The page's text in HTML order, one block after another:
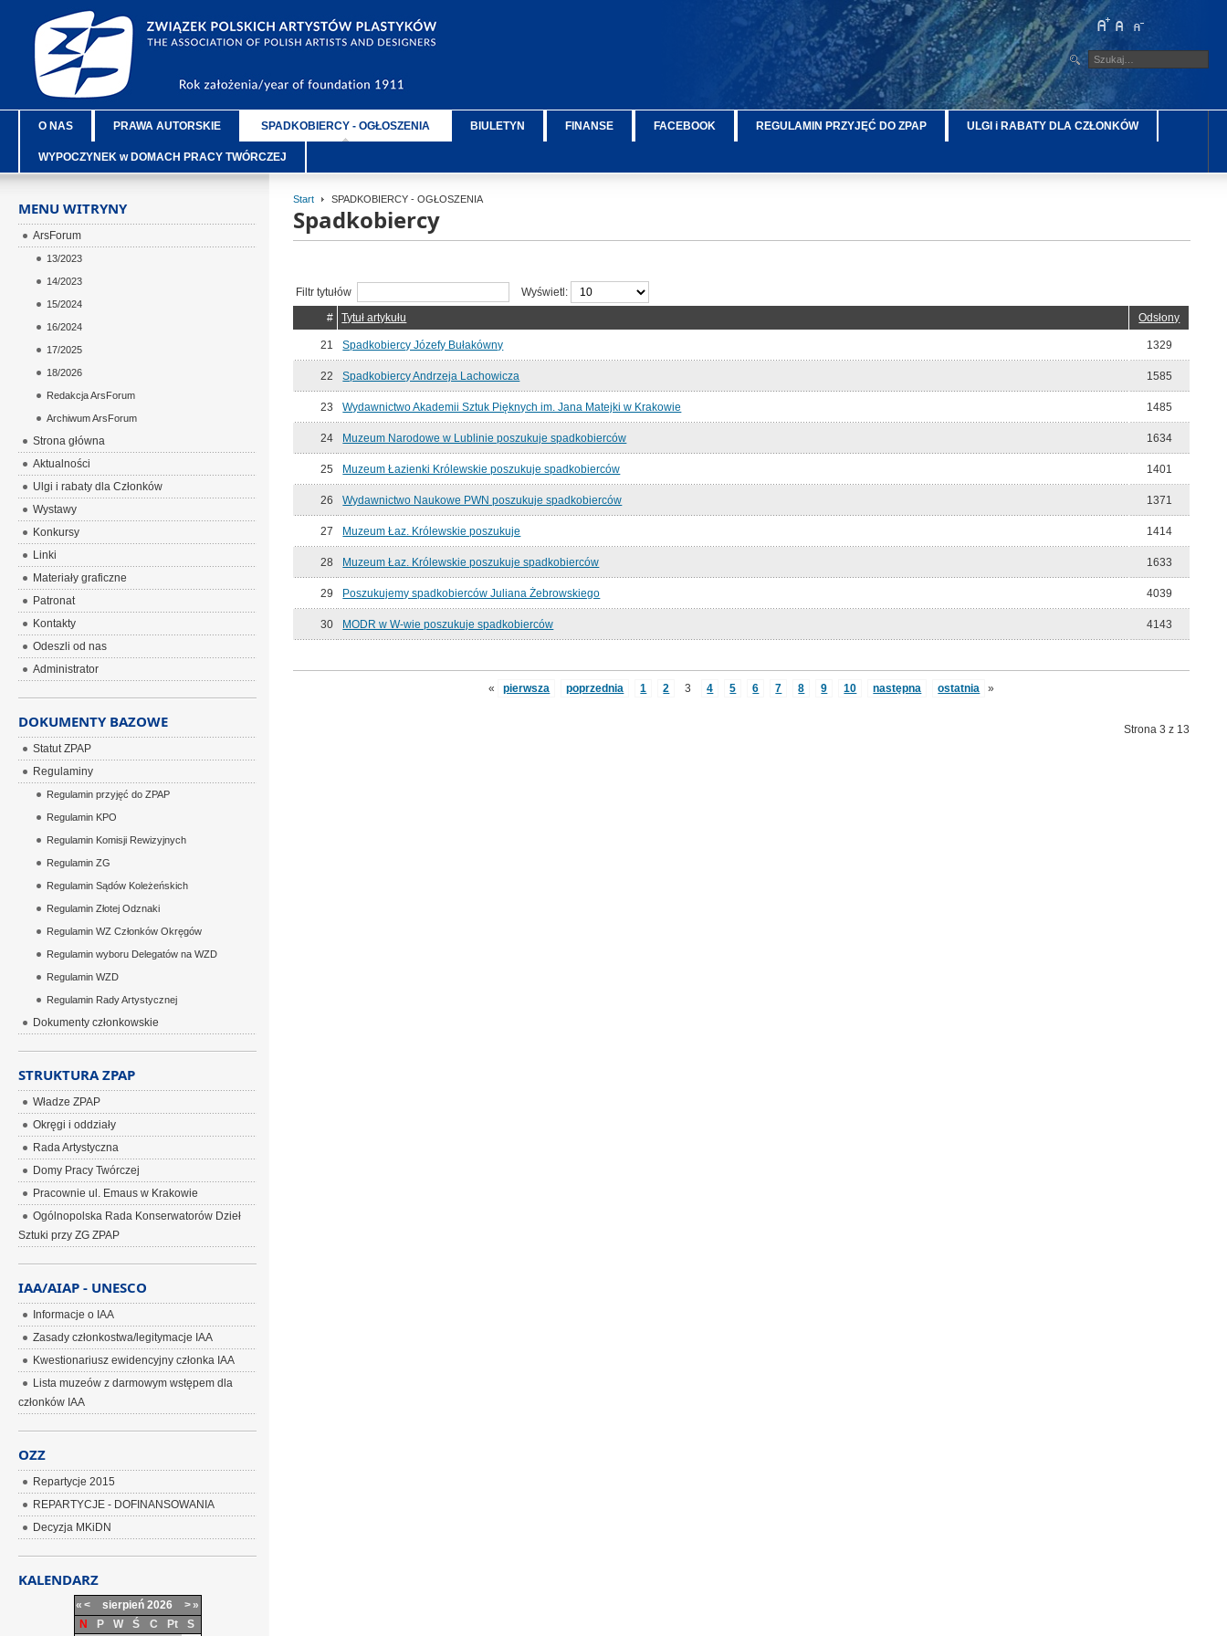
O NAS PRAWA AUTORSKIE SPADKOBIERCY - OGŁOSZENIA BIULETYN FINANSE FACEBOOK REGULAMIN PRZYJĘĆ DO ZPAP ULGI i RABATY DLA CZŁONKÓW
WYPOCZYNEK w DOMACH PRACY TWÓRCZEJ
Start SPADKOBIERCY - OGŁOSZENIA
Spadkobiercy
Filtr tytułów
Wyświetl:
#
Tytuł artykułu Odsłony
21 Spadkobiercy Józefy Bułakówny 1329
22 Spadkobiercy Andrzeja Lachowicza 1585
23 Wydawnictwo Akademii Sztuk Pięknych im. Jana Matejki w Krakowie 1485
24 Muzeum Narodowe w Lublinie poszukuje spadkobierców 1634
25 Muzeum Łazienki Królewskie poszukuje spadkobierców 1401
26 Wydawnictwo Naukowe PWN poszukuje spadkobierców 1371
27 Muzeum Łaz. Królewskie poszukuje 1414
28 Muzeum Łaz. Królewskie poszukuje spadkobierców 1633
29 Poszukujemy spadkobierców Juliana Żebrowskiego 4039
30 MODR w W-wie poszukuje spadkobierców 4143
« pierwsza poprzednia 1 2 3 4 5 6 7 8 9 10 następna ostatnia »
Strona 3 z 13
MENU WITRYNY
ArsForum
13/2023
14/2023
15/2024
16/2024
17/2025
18/2026
Redakcja ArsForum
Archiwum ArsForum
Strona główna
Aktualności
Ulgi i rabaty dla Członków
Wystawy
Konkursy
Linki
Materiały graficzne
Patronat
Kontakty
Odeszli od nas
Administrator
DOKUMENTY BAZOWE
Statut ZPAP
Regulaminy
Regulamin przyjęć do ZPAP
Regulamin KPO
Regulamin Komisji Rewizyjnych
Regulamin ZG
Regulamin Sądów Koleżeńskich
Regulamin Złotej Odznaki
Regulamin WZ Członków Okręgów
Regulamin wyboru Delegatów na WZD
Regulamin WZD
Regulamin Rady Artystycznej
Dokumenty członkowskie
STRUKTURA ZPAP
Władze ZPAP
Okręgi i oddziały
Rada Artystyczna
Domy Pracy Twórczej
Pracownie ul. Emaus w Krakowie
Ogólnopolska Rada Konserwatorów Dzieł
Sztuki przy ZG ZPAP
IAA/AIAP - UNESCO
Informacje o IAA
Zasady członkostwa/legitymacje IAA
Kwestionariusz ewidencyjny członka IAA
Lista muzeów z darmowym wstępem dla
członków IAA
OZZ
Repartycje 2015
REPARTYCJE - DOFINANSOWANIA
Decyzja MKiDN
KALENDARZ
« < sierpień 2026 >»
N
P W Ś C Pt
S